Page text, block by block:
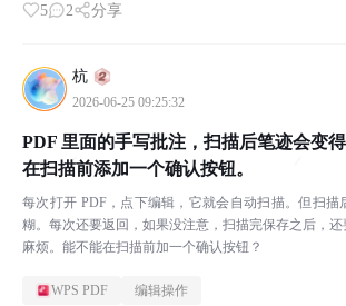
5 2 分享
杭
2026-06-25 09:25:32
PDF 里面的手写批注，扫描后笔迹会变
在扫描前添加一个确认按钮。
每次打开 PDF，点下编辑，它就会自动扫描。但扫描
糊。每次还要返回，如果没注意，扫描完保存之后，
麻烦。能不能在扫描前加一个确认按钮？
WPS PDF 编辑操作